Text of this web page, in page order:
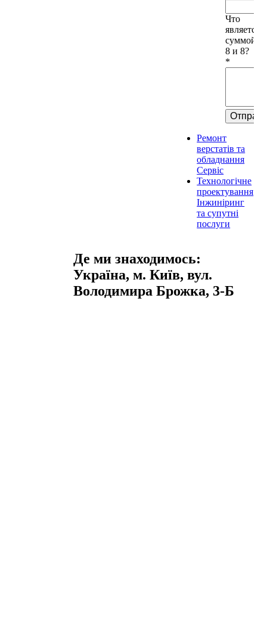
Что
является
суммой
8 и 8?
*
Ремонт
верстатів та
обладнання
Сервіс
Технологічне
проектування
Інжиніринг
та супутні
послуги
Де ми знаходимось:
Україна, м. Київ, вул.
Володимира Брожка, 3-Б